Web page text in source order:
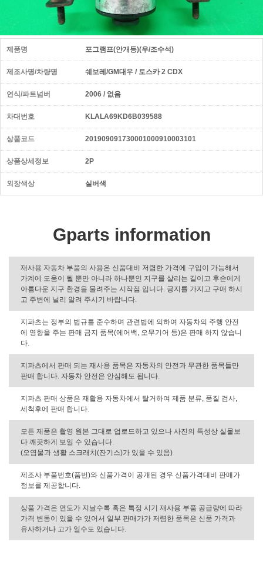
제품명 포그램프(안개등)(우/조수석)
제조사명/차량명 쉐보레/GM대우 / 토스카 2 CDX
연식/파트넘버 2006 / 없음
차대번호 KLALA69KD6B039588
상품코드 201909091730001000910003101
상품상세정보 2P
외장색상 실버색
Gparts information
재사용 자동차 부품의 사용은 신품대비 저렴한 가격에 구입이 가능해서
가계에 도움이 될 뿐만 아니라 하나뿐인 지구를 살리는 길이고 후손에게
아름다운 지구 환경을 물려주는 시작점 입니다. 긍지를 가지고 구매 하시
고 주변에 널리 알려 주시기 바랍니다.
지파츠는 정부의 법규를 준수하며 관련법에 의하여 자동차의 주행 안전
에 영향을 주는 판매 금지 품목(에어백, 오무기어 등)은 판매 하지 않습니
다.
지파츠에서 판매 되는 재사용 품목은 자동차의 안전과 무관한 품목들만
판매 합니다. 자동차 안전은 안심해도 됩니다.
지파츠 판매 상품은 재활용 자동차에서 탈거하여 제품 분류, 품질 검사,
세척후에 판매 합니다.
모든 제품은 촬영 원본 그대로 업로드하고 있으나 사진의 특성상 실물보
다 깨끗하게 보일 수 있습니다.
(오염물과 생활 스크래치(잔기스)가 있을 수 있음)
제조사 부품번호(품번)와 신품가격이 공개된 경우 신품가격대비 판매가
정보를 제공합니다.
상품 가격은 연도가 지날수록 혹은 특정 시기 재사용 부품 공급량에 따라
가격 변동이 있을 수 있어서 일부 판매가가 저렴한 품목은 신품 가격과
유사하거나 고가 일수도 있습니다.